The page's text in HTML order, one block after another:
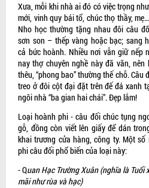
Xưa, mỗi khi nhà ai đó có việc trọng
mới, vinh quy bái tổ, chúc thọ thầy,
Nho học thường tặng nhau đôi câu
sơn son – thếp vàng hoặc bạc; sang
cả bức hoành. Nhiều nơi vẫn giữ nếp
nay thợ chuyên nghề này đã vãn, nên
thêu, “phong bao” thường thế chỗ. Câu
treo ở đôi cột đại đặt trên đế đá xanh
ngôi nhà “ba gian hai chái”. Đẹp lắm!
Loại hoành phi - câu đối chúc tụng
gỗ, đồng còn viết lên giấy để dán
khai trương cửa hàng, công ty. Một số
phi câu đối phổ biến của loại này:
- Quan Hạc Trường Xuân (nghĩa là Tuổi
mãi như rùa và hạc)